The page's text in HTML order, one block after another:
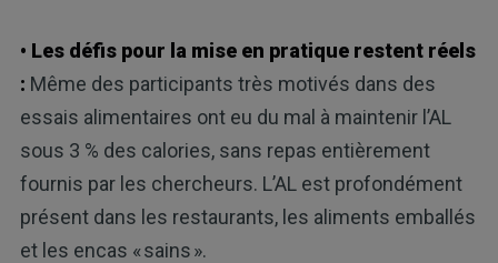
• Les défis pour la mise en pratique restent réels
: Même des participants très motivés dans des
essais alimentaires ont eu du mal à maintenir l’AL
sous 3 % des calories, sans repas entièrement
fournis par les chercheurs. L’AL est profondément
présent dans les restaurants, les aliments emballés
et les encas « sains ».